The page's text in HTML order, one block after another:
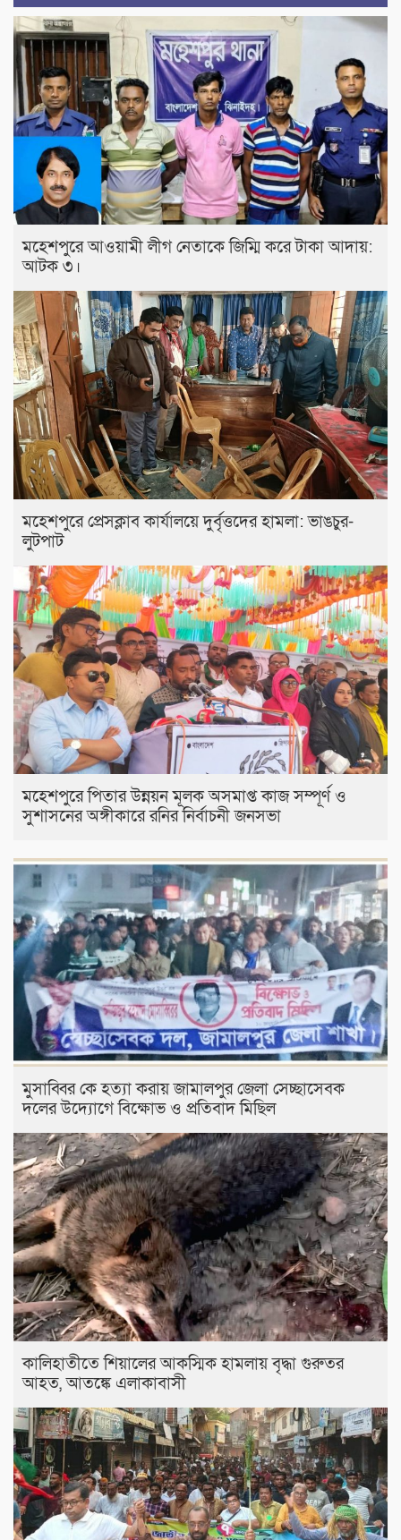
মহেশপুরে আওয়ামী লীগ নেতাকে জিম্মি করে টাকা আদায়:
আটক ৩।
মহেশপুরে প্রেসক্লাব কার্যালয়ে দুর্বৃত্তদের হামলা: ভাঙচুর-
লুটপাট
মহেশপুরে পিতার উন্নয়ন মূলক অসমাপ্ত কাজ সম্পূর্ণ ও
সুশাসনের অঙ্গীকারে রনির নির্বাচনী জনসভা
মুসাব্বির কে হত্যা করায় জামালপুর জেলা সেচ্ছাসেবক
দলের উদ্যোগে বিক্ষোভ ও প্রতিবাদ মিছিল
কালিহাতীতে শিয়ালের আকস্মিক হামলায় বৃদ্ধা গুরুতর
আহত, আতঙ্কে এলাকাবাসী